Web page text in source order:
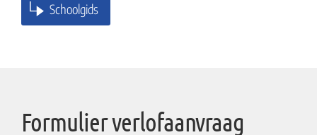
Schoolgids
Formulier verlofaanvraag